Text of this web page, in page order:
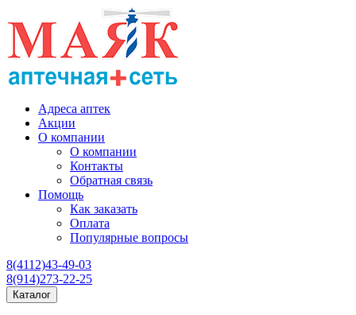
Адреса аптек
Акции
О компании
О компании
Контакты
Обратная связь
Помощь
Как заказать
Оплата
Популярные вопросы
8(4112)43-49-03
8(914)273-22-25
Каталог